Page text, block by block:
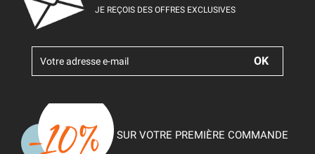
JE REÇOIS DES OFFRES EXCLUSIVES
SUR VOTRE PREMIÈRE COMMANDE